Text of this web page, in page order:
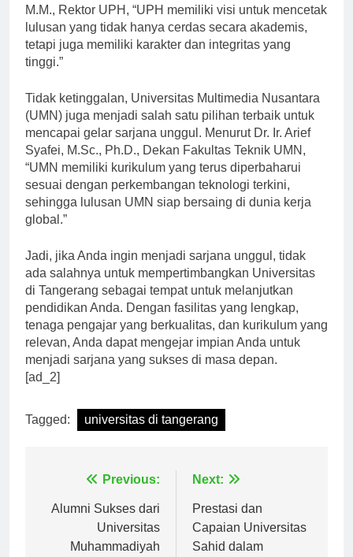
M.M., Rektor UPH, “UPH memiliki visi untuk mencetak
lulusan yang tidak hanya cerdas secara akademis,
tetapi juga memiliki karakter dan integritas yang
tinggi.”
Tidak ketinggalan, Universitas Multimedia Nusantara
(UMN) juga menjadi salah satu pilihan terbaik untuk
mencapai gelar sarjana unggul. Menurut Dr. Ir. Arief
Syafei, M.Sc., Ph.D., Dekan Fakultas Teknik UMN,
“UMN memiliki kurikulum yang terus diperbaharui
sesuai dengan perkembangan teknologi terkini,
sehingga lulusan UMN siap bersaing di dunia kerja
global.”
Jadi, jika Anda ingin menjadi sarjana unggul, tidak
ada salahnya untuk mempertimbangkan Universitas
di Tangerang sebagai tempat untuk melanjutkan
pendidikan Anda. Dengan fasilitas yang lengkap,
tenaga pengajar yang berkualitas, dan kurikulum yang
relevan, Anda dapat mengejar impian Anda untuk
menjadi sarjana yang sukses di masa depan.
[ad_2]
Tagged: universitas di tangerang
Navigasi
pos
Previous:
Alumni Sukses dari
Universitas
Muhammadiyah
Next:
Prestasi dan
Capaian Universitas
Sahid dalam